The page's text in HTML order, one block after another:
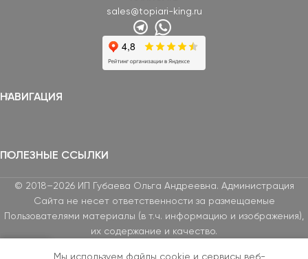
sales@topiari-king.ru
НАВИГАЦИЯ
ПОЛЕЗНЫЕ ССЫЛКИ
© 2018–2026 ИП Губаева Ольга Андреевна. Администрация
Сайта не несет ответственности за размещаемые
Пользователями материалы (в т.ч. информацию и изображения),
их содержание и качество.
Мы используем файлы cookie и сервисы веб-